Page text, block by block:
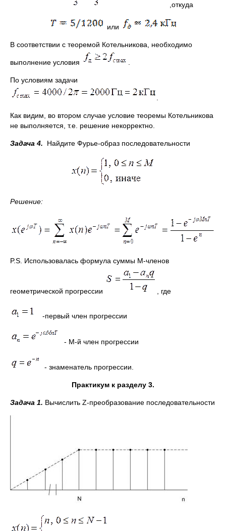
,откуда
или
В соответствии с теоремой Котельникова, необходимо
выполнение условия
По условиям задачи
Как видим, во втором случае условие теоремы Котельникова
не выполняется, т.е. решение некорректно.
Задача 4. Найдите Фурье-образ последовательности
Решение:
P.S. Использовалась формула суммы М-членов
геометрической прогрессии , где
-первый член прогрессии
- М-й член прогрессии
- знаменатель прогрессии.
Практикум к разделу 3.
Задача 1. Вычислить Z-преобразование последовательности